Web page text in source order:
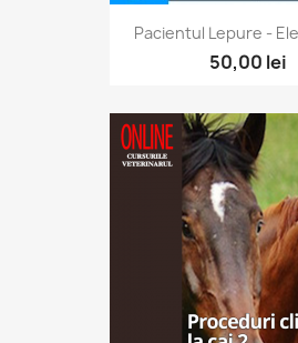
Pacientul Lepure -
50,00 lei